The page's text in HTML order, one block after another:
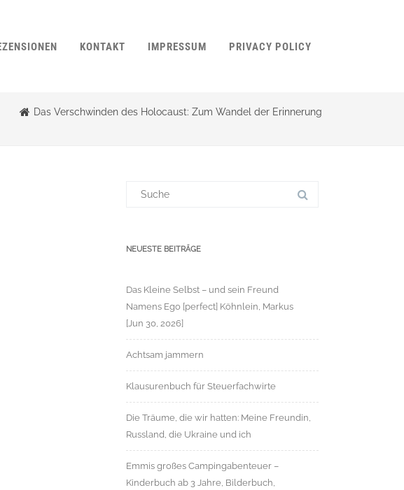
KONTAKT IMPRESSUM PRIVACY POLICY
Das Verschwinden des Holocaust: Zum Wandel der Erinnerung
NEUESTE BEITRÄGE
Das Kleine Selbst – und sein Freund
Namens Ego [perfect] Köhnlein, Markus
[Jun 30, 2026]
Achtsam jammern
Klausurenbuch für Steuerfachwirte
Die Träume, die wir hatten: Meine Freundin,
Russland, die Ukraine und ich
Emmis großes Campingabenteuer –
Kinderbuch ab 3 Jahre, Bilderbuch,